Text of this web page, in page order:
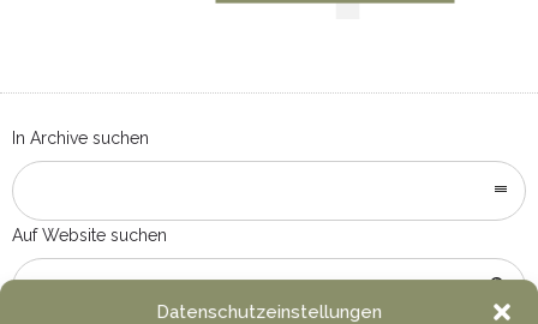
Datenschutzeinstellungen
In Archive suchen
Auf Website suchen